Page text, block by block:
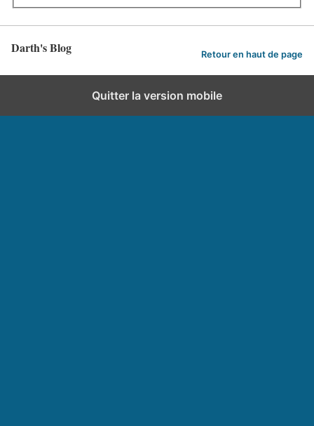
Darth's Blog Retour en haut de page
Quitter la version mobile